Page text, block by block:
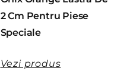
2 Cm Pentru Piese
Speciale
Vezi produs